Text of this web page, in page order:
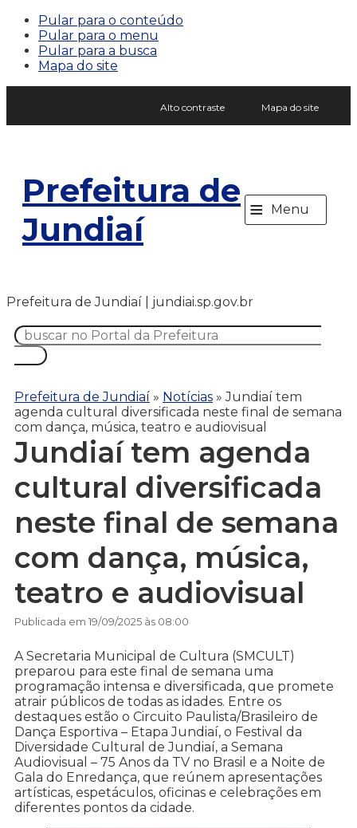
Pular para o conteúdo
Pular para o menu
Pular para a busca
Mapa do site
Alto contraste Mapa do site
Prefeitura de
Jundiaí
≡ Menu
Prefeitura de Jundiaí | jundiai.sp.gov.br
Prefeitura de Jundiaí » Notícias »Jundiaí tem
agenda cultural diversificada neste final de semana
com dança, música, teatro e audiovisual
Jundiaí tem agenda
cultural diversificada
neste final de semana
com dança, música,
teatro e audiovisual
Publicada em 19/09/2025 às 08:00
A Secretaria Municipal de Cultura (SMCULT)
preparou para este final de semana uma
programação intensa e diversificada, que promete
atrair públicos de todas as idades. Entre os
destaques estão o Circuito Paulista/Brasileiro de
Dança Esportiva – Etapa Jundiaí, o Festival da
Diversidade Cultural de Jundiaí, a Semana
Audiovisual – 75 Anos da TV no Brasil e a Noite de
Gala do Enredança, que reúnem apresentações
artísticas, espetáculos, oficinas e celebrações em
diferentes pontos da cidade.